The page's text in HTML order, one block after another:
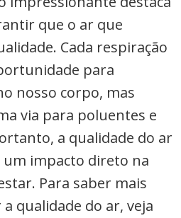
que o ar que
Cada respiração
para
nosso corpo, mas
via para poluentes e
a qualidade do ar
impacto direto na
Para saber mais
qualidade do ar, veja